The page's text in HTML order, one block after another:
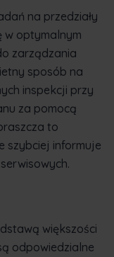
na przedziały
w optymalnym
zarządzania
sposób na
inspekcji przy
za pomocą
to
szybciej informuje
większości
odpowiedzialne